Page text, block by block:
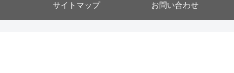
サイトマップ お問い合わせ